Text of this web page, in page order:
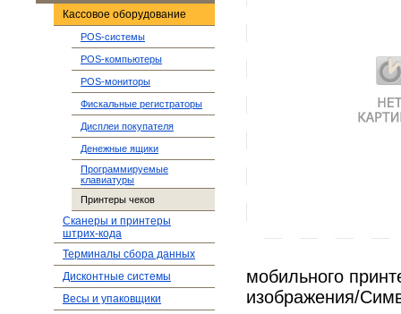
Кассовое оборудование
POS-системы
POS-компьютеры
POS-мониторы
Фискальные регистраторы
Дисплеи покупателя
Денежные ящики
Программируемые
клавиатуры
Принтеры чеков
Сканеры и принтеры
штрих-кода
Терминалы сбора данных
Дисконтные системы
Весы и упаковщики
мобильного
изображения/